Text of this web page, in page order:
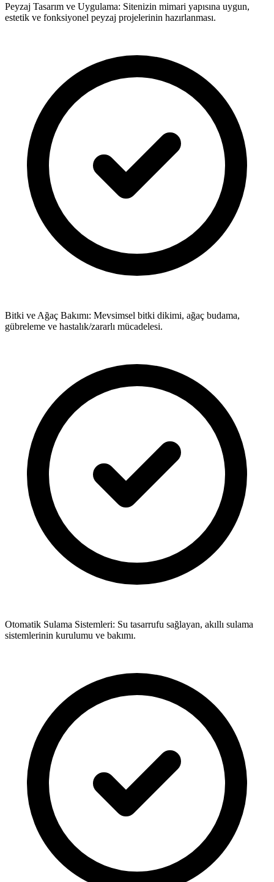
Peyzaj Tasarım ve Uygulama: Sitenizin mimari yapısına uygun,
estetik ve fonksiyonel peyzaj projelerinin hazırlanması.
Bitki ve Ağaç Bakımı: Mevsimsel bitki dikimi, ağaç budama,
gübreleme ve hastalık/zararlı mücadelesi.
Otomatik Sulama Sistemleri: Su tasarrufu sağlayan, akıllı sulama
sistemlerinin kurulumu ve bakımı.